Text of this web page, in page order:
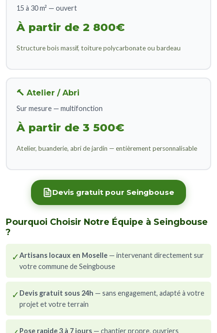
15 à 30 m² — ouvert
À partir de 2 800€
Structure bois massif, toiture polycarbonate ou bardeau
🔨 Atelier / Abri
Sur mesure — multifonction
À partir de 3 500€
Atelier, buanderie, abri de jardin — entièrement personnalisable
Devis gratuit pour Seingbouse
Pourquoi Choisir Notre Équipe à Seingbouse
?
✓Artisans locaux en Moselle — intervenant directement sur
votre commune de Seingbouse
✓ Devis gratuit sous 24h — sans engagement, adapté à votre
projet et votre terrain
Pose rapide 3 à 7 jours — chantier propre, ouvriers